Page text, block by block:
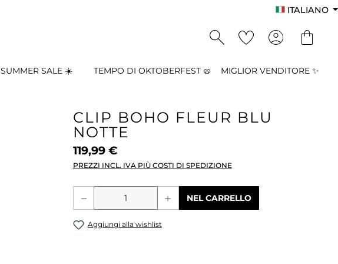
ITALIANO
SUMMER SALE ☀️ TEMPO DI OKTOBERFEST 🥨 MIGLIOR VENDITORE ✨
CLIP BOHO FLEUR BLU
NOTTE
119,99 €
PREZZI INCL. IVA PIÙ COSTI DI SPEDIZIONE
Quantità del prodotto: inserisci la
NEL CARRELLO
Aggiungi alla wishlist